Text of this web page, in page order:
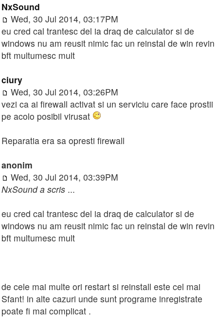
NxSound
Wed, 30 Jul 2014, 03:17PM
eu cred cal trantesc del ia draq de calculator si de
windows nu am reusit nimic fac un reinstal de win revin
bft multumesc mult
ciury
Wed, 30 Jul 2014, 03:26PM
vezi ca ai firewall activat si un serviciu care face prostii
pe acolo posibil virusat
Reparatia era sa opresti firewall
anonim
Wed, 30 Jul 2014, 03:39PM
NxSound a scris ...
eu cred cal trantesc del ia draq de calculator si de
windows nu am reusit nimic fac un reinstal de win revin
bft multumesc mult
de cele mai multe ori restart si reinstall este cel mai
Sfant! in alte cazuri unde sunt programe inregistrate
poate fi mai complicat .